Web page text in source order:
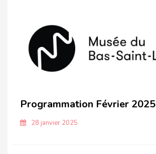
Programmation Février 2025
28 janvier 2025